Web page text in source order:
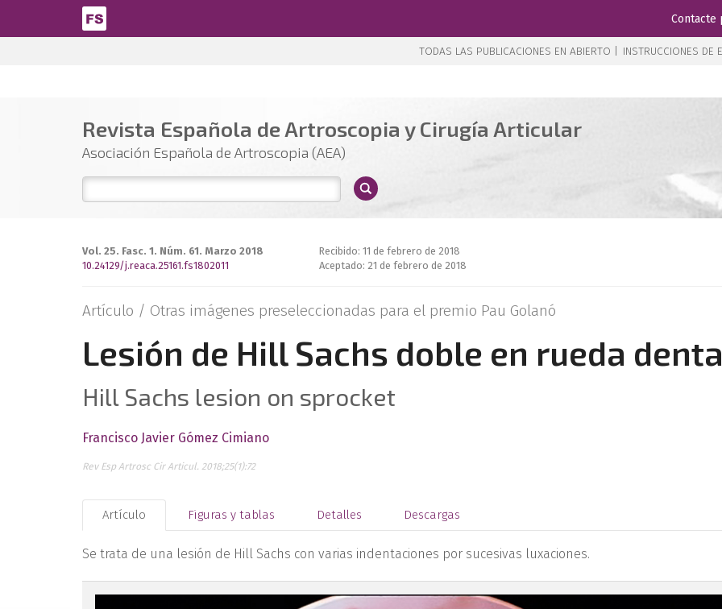
Pasar al contenido principal
Contacte
TODAS LAS PUBLICACIONES EN ABIERTO | INSTRUCCIONES DE
Revista Española de Artroscopia y Cirugía Articular
Asociación Española de Artroscopia (AEA)
Vol. 25. Fasc. 1. Núm. 61. Marzo 2018
10.24129/j.reaca.25161.fs1802011
Recibido: 11 de febrero de 2018
Aceptado: 21 de febrero de 2018
Artículo / Otras imágenes preseleccionadas para el premio Pau Golanó
Lesión de Hill Sachs doble en rueda
Hill Sachs lesion on sprocket
Francisco Javier Gómez Cimiano
Rev Esp Artrosc Cir Articul. 2018;25(1):72
Artículo Figuras y tablas Detalles Descargas
Se trata de una lesión de Hill Sachs con varias indentaciones por sucesivas luxaciones.